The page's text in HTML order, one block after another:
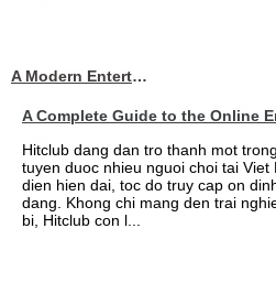
A Modern Entertainment Platform Bringing
A Complete Guide to the Online
Hitclub dang dan tro thanh mot
tuyen duoc nhieu nguoi choi tai
dien hien dai, toc do truy cap on
dang. Khong chi mang den trai
bi, Hitclub con l...